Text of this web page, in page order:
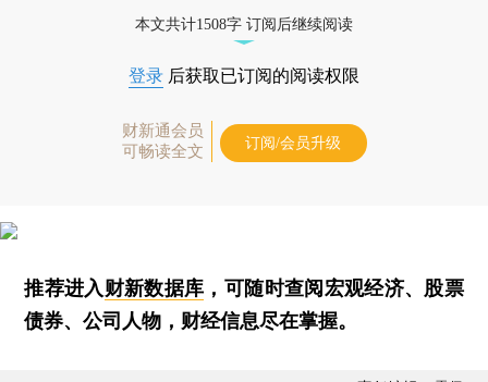
本文共计1508字 订阅后继续阅读
登录 后获取已订阅的阅读权限
财新通会员
可畅读全文
订阅/会员升级
推荐进入财新数据库 ，可随时查阅宏观经济、股票
债券、公司人物，财经信息尽在掌握。